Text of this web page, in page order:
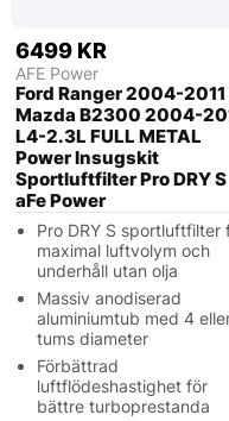
6499 KR
AFE Power
Ford Ranger 2004-2011
Mazda B2300 2004-
L4-2.3L FULL METAL
Power Insugskit
Sportluftfilter Pro DRY S
aFe Power
Pro DRY S sportluftfilter
maximal luftvolym och
underhåll utan olja
Massiv anodiserad
aluminiumtub med 4
tums diameter
Förbättrad
luftflödeshastighet för
bättre turboprestanda